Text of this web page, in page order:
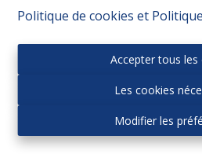
Politique de cookies et
Accepter tous les
Les cookies
Modifier les
Autorité de surveillance: